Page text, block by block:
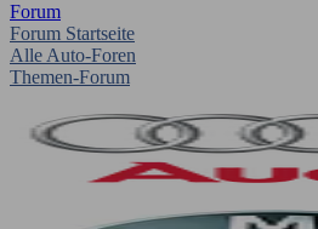
Forum
Forum Startseite
Alle Auto-Foren
Themen-Forum